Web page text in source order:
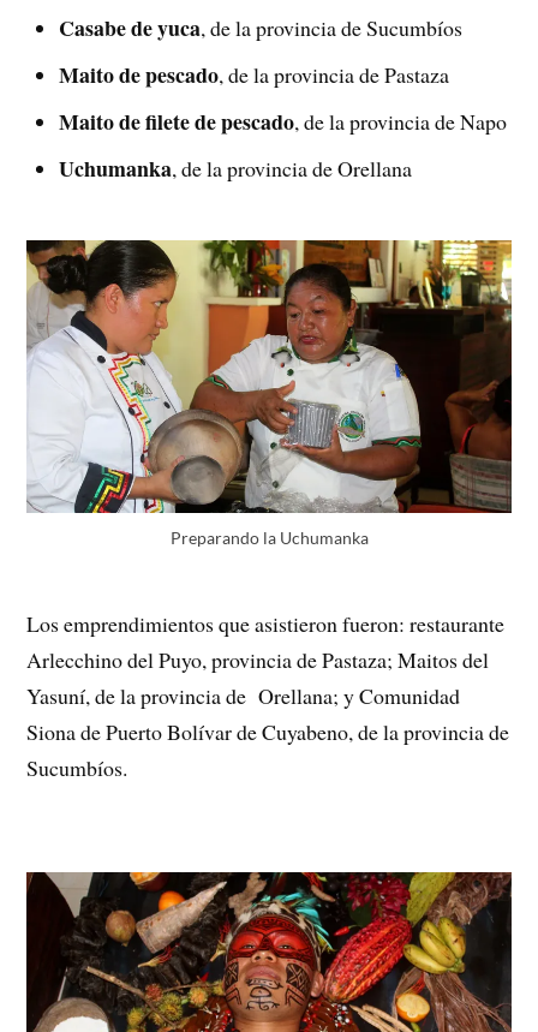
Casabe de yuca, de la provincia de Sucumbíos
Maito de pescado, de la provincia de Pastaza
Maito de filete de pescado, de la provincia de Napo
Uchumanka, de la provincia de Orellana
Preparando la Uchumanka
Los emprendimientos que asistieron fueron: restaurante
Arlecchino del Puyo, provincia de Pastaza; Maitos del
Yasuní, de la provincia de Orellana; y Comunidad
Siona de Puerto Bolívar de Cuyabeno, de la provincia de
Sucumbíos.